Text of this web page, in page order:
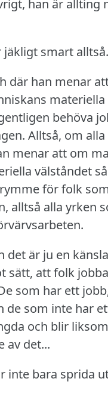
han är allting
jäkligt smart
där han menar
materiella
behöva
Alltså, om
menar att om
välståndet
för folk
alltså alla yrken
det är ju en
sätt, att folk
som har ett
de som inte har
och blir liksom
av det...
inte bara sprida